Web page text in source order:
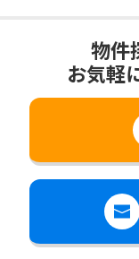
物件
お気軽